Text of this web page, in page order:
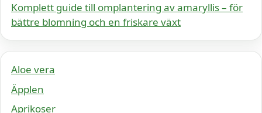
Komplett guide till omplantering av amaryllis – för
bättre blomning och en friskare växt
Aloe vera
Äpplen
Aprikoser